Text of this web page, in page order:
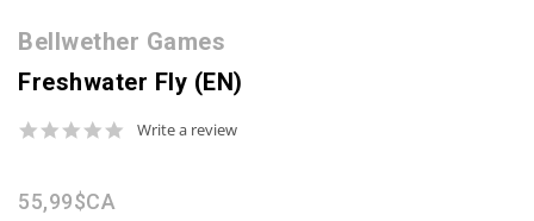
Bellwether Games
Freshwater Fly (EN)
0.0
Write a review
55,99$CA